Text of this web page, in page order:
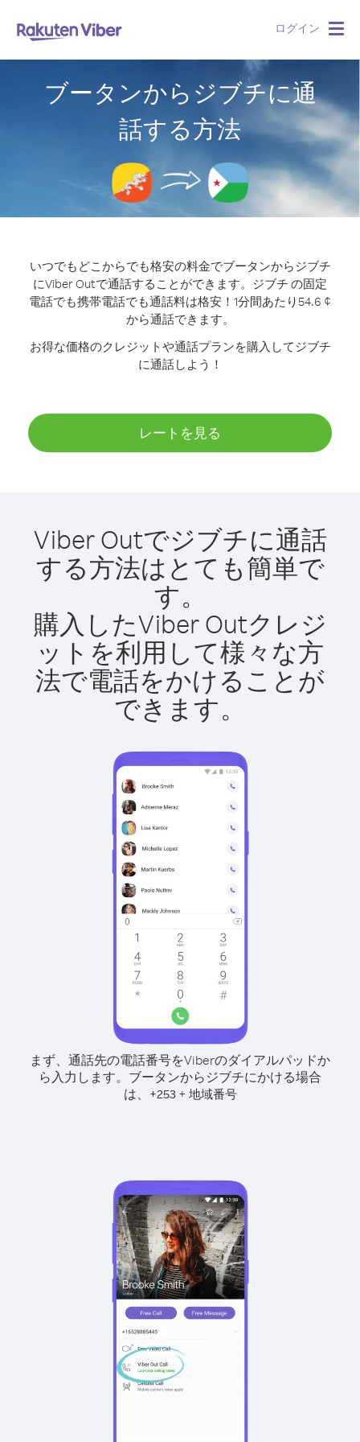
ログイン
ブータンからジブチに通
話する方法
いつでもどこからでも格安の料金でブータンからジブチ
にViber Outで通話することができます。 ジブチ の固定
電話でも携帯電話でも通話料は格安！1分間あたり54.6 ¢
から通話できます。
お得な価格のクレジットや通話プランを購入してジブチ
に通話しよう！
レートを見る
Viber Outでジブチに通話
する方法はとても簡単で
す。
購入したViber Outクレジ
ットを利用して様々な方
法で電話をかけることが
できます。
まず、通話先の電話番号をViberのダイアルパッドか
ら入力します。 ブータンからジブチにかける場合
は、
+253+ 地域番号